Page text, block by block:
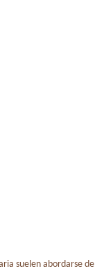
suelen abordarse de